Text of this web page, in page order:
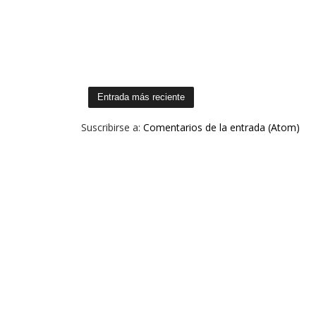
Entrada más reciente
Suscribirse a: Comentarios de la entrada (Atom)